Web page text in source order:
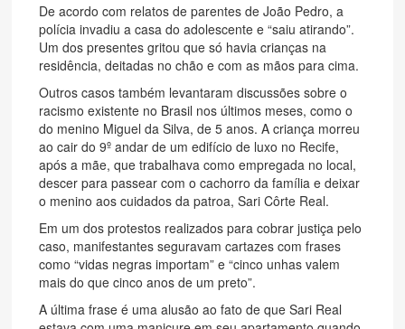
De acordo com relatos de parentes de João Pedro, a
polícia invadiu a casa do adolescente e “saiu atirando”.
Um dos presentes gritou que só havia crianças na
residência, deitadas no chão e com as mãos para cima.
Outros casos também levantaram discussões sobre o
racismo existente no Brasil nos últimos meses, como o
do menino Miguel da Silva, de 5 anos. A criança morreu
ao cair do 9º andar de um edifício de luxo no Recife,
após a mãe, que trabalhava como empregada no local,
descer para passear com o cachorro da família e deixar
o menino aos cuidados da patroa, Sari Côrte Real.
Em um dos protestos realizados para cobrar justiça pelo
caso, manifestantes seguravam cartazes com frases
como “vidas negras importam” e “cinco unhas valem
mais do que cinco anos de um preto”.
A última frase é uma alusão ao fato de que Sari Real